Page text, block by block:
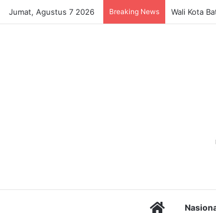
Jumat, Agustus 7 2026 Breaking News Wali Kota
Home